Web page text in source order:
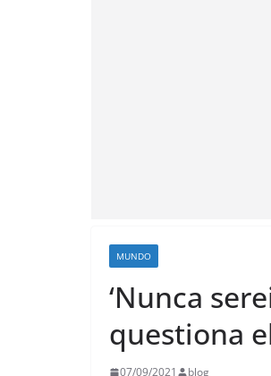
MUNDO
‘Nunca
questiona
07/09/2021 blog